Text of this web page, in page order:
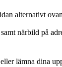
lämna dina
alternativt
närbild på